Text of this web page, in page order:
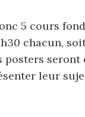
5 cours
chacun,
posters
leur